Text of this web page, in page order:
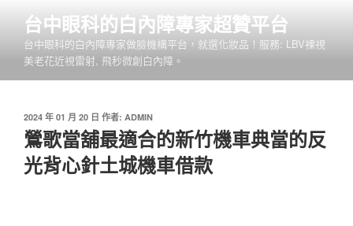
內
台中眼科的白內障專家超贊平台
台中眼科的白內障專家做臉機構平台，就選化妝品！服務: LBV裸視
美老花近視雷射, 飛秒微創白內障。
發
佈
於
2024 年 01 月 20 日 作者: ADMIN
鶯歌當舖最適合的新竹機車典當的反
光背心針土城機車借款